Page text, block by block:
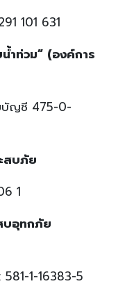
101 631
ท่วม” (องค์การ
บัญชี 475-0-
สบภัย
1
บอุทกภัย
1-16383-5